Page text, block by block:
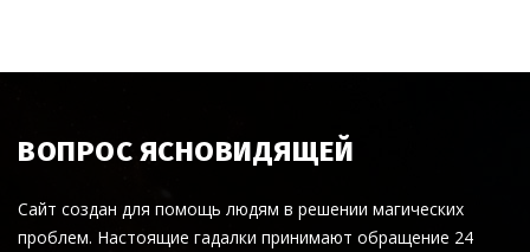
ВОПРОС ЯСНОВИДЯЩЕЙ
Сайт создан для помощь людям в решении магических
проблем. Настоящие гадалки принимают обращение 24